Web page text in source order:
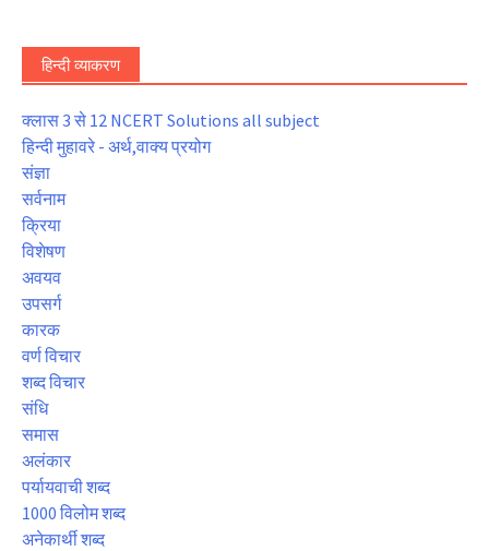
हिन्दी व्याकरण
क्लास 3 से 12 NCERT Solutions all subject
हिन्दी मुहावरे - अर्थ,वाक्य प्रयोग
संज्ञा
सर्वनाम
क्रिया
विशेषण
अवयव
उपसर्ग
कारक
वर्ण विचार
शब्द विचार
संधि
समास
अलंकार
पर्यायवाची शब्द
1000 विलोम शब्द
अनेकार्थी शब्द